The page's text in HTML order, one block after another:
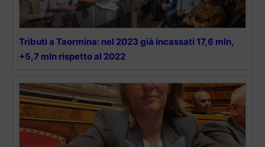
Tributi a Taormina: nel 2023 già incassati 17,6 mln,
+5,7 mln rispetto al 2022